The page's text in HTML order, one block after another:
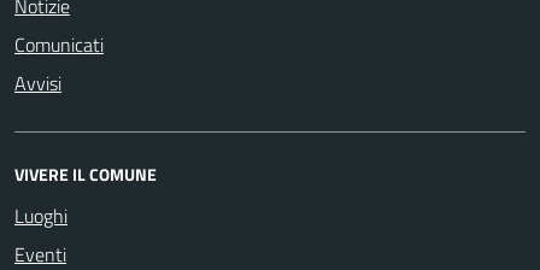
Comunicati
Avvisi
VIVERE IL COMUNE
Luoghi
Eventi